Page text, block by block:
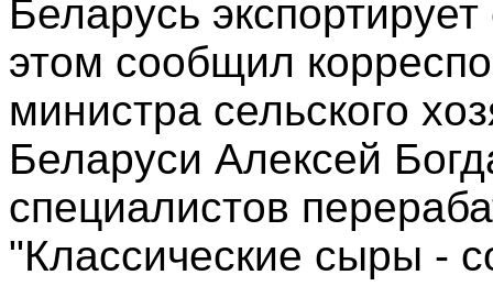
Беларусь
этом сообщил
министра сельского
Беларуси Алексей
специалистов
"Классические сыры -